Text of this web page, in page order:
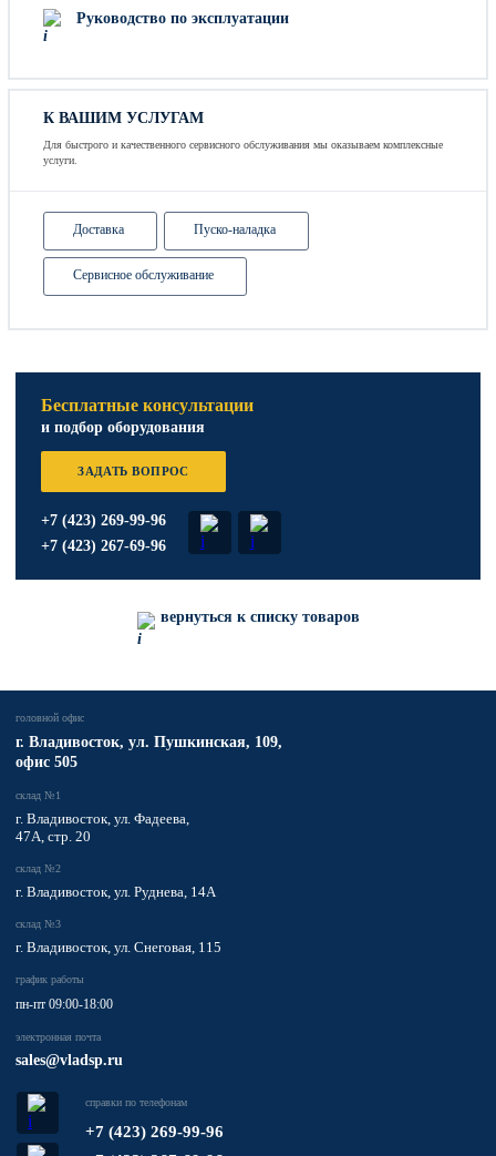
Руководство по эксплуатации
К ВАШИМ УСЛУГАМ
Для быстрого и качественного сервисного обслуживания мы оказываем комплексные
услуги.
Доставка Пуско-наладка
Сервисное обслуживание
Бесплатные консультации
и подбор оборудования
ЗАДАТЬ ВОПРОС
+7 (423) 269-99-96
+7 (423) 267-69-96
вернуться к списку товаров
головной офис
​г. Владивосток, ул. Пушкинская, 109,
офис 505
график работы
пн-пт 09:00-18:00
электронная почта
sales@vladsp.ru
склад №1
г. Владивосток, ул. Фадеева,
47А, стр. 20
склад №2
г. Владивосток, ул. Руднева, 14А
склад №3
г. Владивосток, ул. Снеговая, 115
справки по телефонам
+7 (423) 269-99-96